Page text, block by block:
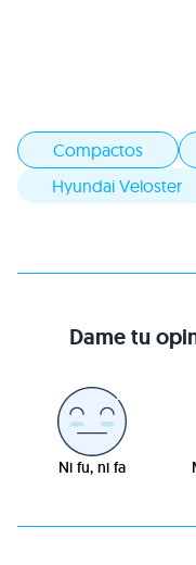
Compactos
Hyundai Veloster
Dame tu
Ni fu, ni fa